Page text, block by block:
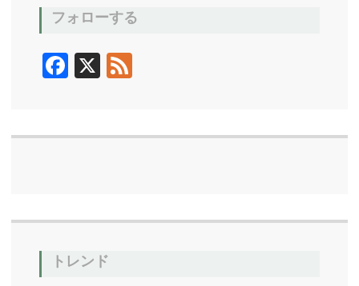
フォローする
F
b
k
X F
トレンド